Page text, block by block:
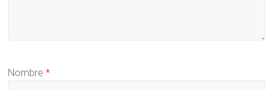
Nombre*